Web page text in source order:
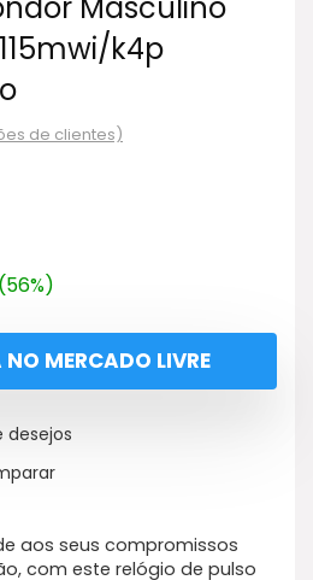
k4p
de clientes)
O
(56%)
NO MERCADO LIVRE
desejos
aos seus compromissos
com este relógio de pulso